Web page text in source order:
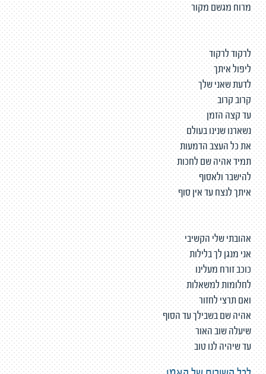
מרוח מגשם מקור
לרקוד לרקוד
ליפול איתך
לדעת שאני שלך
קרוב קרוב
עד קצה הזמן
נשארנו שנינו בעולם
את כל העצב הדמעות
תמיד אהיה שם לחכות
להישבר ולאסוף
איתך לנצח עד אין סוף
אהובתי שלי הקשיבי
אני מנגן לך בלילות
כוכב זורח מעלינו
לחלומות למשאלות
ואם תרצי לחזור
אהיה שם בשבילך עד הסוף
שיעלה שוב האור
עד שיהיה לנו טוב